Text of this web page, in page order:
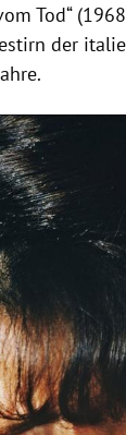
Tod“
der
öffnen/